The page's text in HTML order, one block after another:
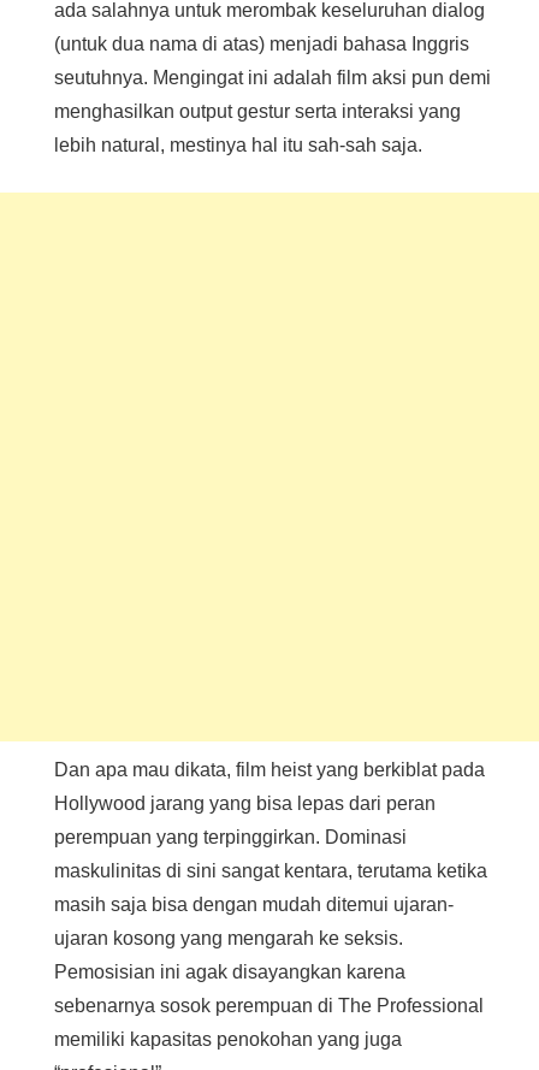
ada salahnya untuk merombak keseluruhan dialog
(untuk dua nama di atas) menjadi bahasa Inggris
seutuhnya. Mengingat ini adalah film aksi pun demi
menghasilkan output gestur serta interaksi yang
lebih natural, mestinya hal itu sah-sah saja.
Dan apa mau dikata, film heist yang berkiblat pada
Hollywood jarang yang bisa lepas dari peran
perempuan yang terpinggirkan. Dominasi
maskulinitas di sini sangat kentara, terutama ketika
masih saja bisa dengan mudah ditemui ujaran-
ujaran kosong yang mengarah ke seksis.
Pemosisian ini agak disayangkan karena
sebenarnya sosok perempuan di The Professional
memiliki kapasitas penokohan yang juga